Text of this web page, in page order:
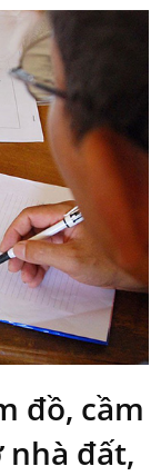
đồ, cầm
nhà đất,